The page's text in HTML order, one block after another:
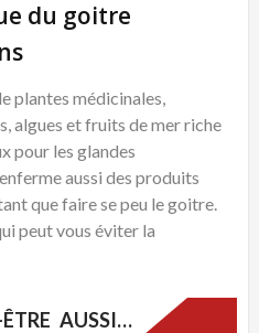
du goitre
plantes médicinales,
algues et fruits de mer riche
pour les glandes
aussi des produits
que faire se peu le goitre.
peut vous éviter la
AUSSI…